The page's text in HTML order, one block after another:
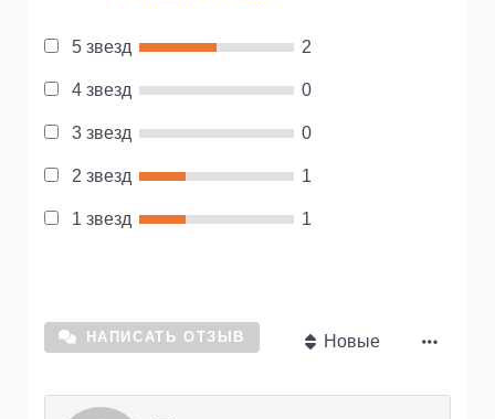
5 звезд 2
4 звезд 0
3 звезд 0
2 звезд 1
1 звезд 1
НАПИСАТЬ ОТЗЫВ Новые